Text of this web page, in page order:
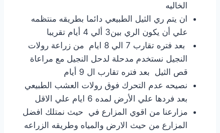
الخاليه
ان يتم ري الثيل الطبيعي دائما بطريقه منتظمه
علي أن يكون الري بين3 ألي 4 أيام تقريبا
بعد فتره تقارب 7 الي 8 ايام من زراعة رولات
النجيل نستخدم مدحلة لدحل النجيل مع مراعاة
قص الثيل بعد فتره تقارب ال 9 أيام
نصيحه عدم التحرك فوق رولات العشب الطبيعي
بعد فردها علي الأرض لمده 6 ايام علي الاقل
مزارعنا من اقوي المزارع في حيث نمتلك افضل
المزارع من حيث الارض والمياه وطريقه الزراعه